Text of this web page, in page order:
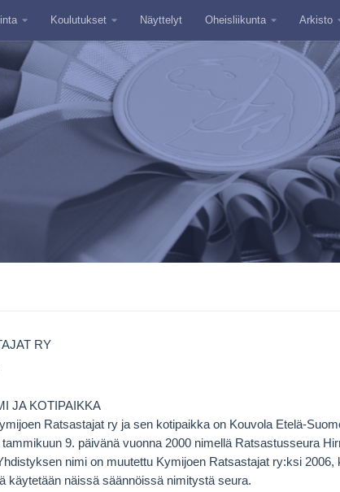
Koulutukset Näyttelyt Oheisliikunta Arkisto
RY
JA KOTIPAIKKA
Ratsastajat ry ja sen kotipaikka on Kouvola Etelä-
9. päivänä vuonna 2000 nimellä Ratsastusseura
nimi on muutettu Kymijoen Ratsastajat ry:ksi 2006,
käytetään näissä säännöissä nimitystä seura.